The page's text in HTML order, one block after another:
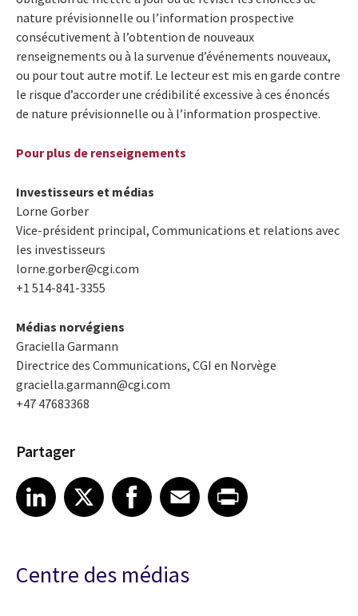
nature prévisionnelle ou l’information prospective
consécutivement à l’obtention de nouveaux
renseignements ou à la survenue d’événements nouveaux,
ou pour tout autre motif. Le lecteur est mis en garde contre
le risque d’accorder une crédibilité excessive à ces énoncés
de nature prévisionnelle ou à l’information prospective.
Pour plus de renseignements
Investisseurs et médias
Lorne Gorber
Vice-président principal, Communications et relations avec
les investisseurs
lorne.gorber@cgi.com
+1 514-841-3355
Médias norvégiens
Graciella Garmann
Directrice des Communications, CGI en Norvège
graciella.garmann@cgi.com
+47 47683368
Partager
Share article on LinkedIn
LinkedIn
Share article on XShare article on Facebook
Facebook
Share article on Email
EmailShare article on Print
Centre des médias